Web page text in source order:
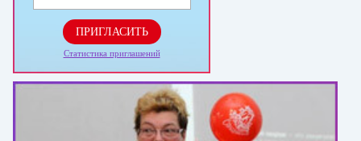
ПРИГЛАСИТЬ
Статистика приглашений